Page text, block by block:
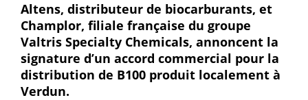
Altens, distributeur de biocarburants, et
Champlor, filiale française du groupe
Valtris Specialty Chemicals, annoncent la
signature d’un accord commercial pour la
distribution de B100 produit localement à
Verdun.